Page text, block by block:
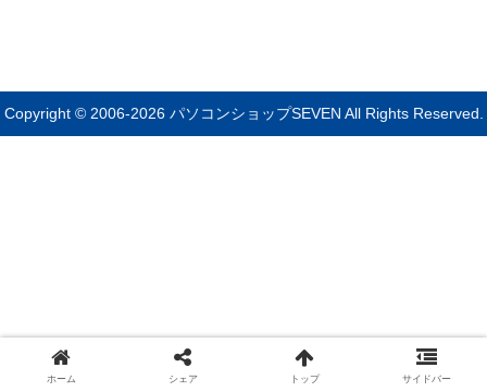
Copyright © 2006-2026 パソコンショップSEVEN All Rights Reserved.
ホーム シェア トップ サイドバー